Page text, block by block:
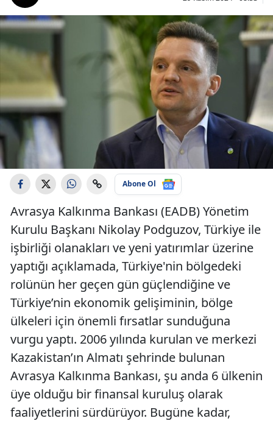
Abone Ol
Avrasya Kalkınma Bankası (EADB) Yönetim
Kurulu Başkanı Nikolay Podguzov, Türkiye ile
işbirliği olanakları ve yeni yatırımlar üzerine
yaptığı açıklamada, Türkiye'nin bölgedeki
rolünün her geçen gün güçlendiğine ve
Türkiye’nin ekonomik gelişiminin, bölge
ülkeleri için önemli fırsatlar sunduğuna
vurgu yaptı. 2006 yılında kurulan ve merkezi
Kazakistan’ın Almatı şehrinde bulunan
Avrasya Kalkınma Bankası, şu anda 6 ülkenin
üye olduğu bir finansal kuruluş olarak
faaliyetlerini sürdürüyor. Bugüne kadar,